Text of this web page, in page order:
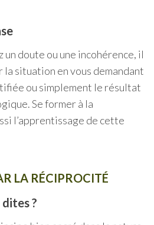
un doute ou une incohérence, il
situation en vous demandant
ou simplement le résultat
Se former à la
l’apprentissage de cette
LA RÉCIPROCITÉ
?